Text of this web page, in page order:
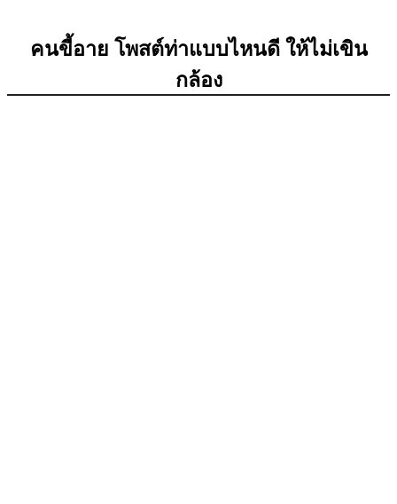
คนขี้อาย โพสต์ท่าแบบไหนดี ให้ไม่เขิน
กล้อง